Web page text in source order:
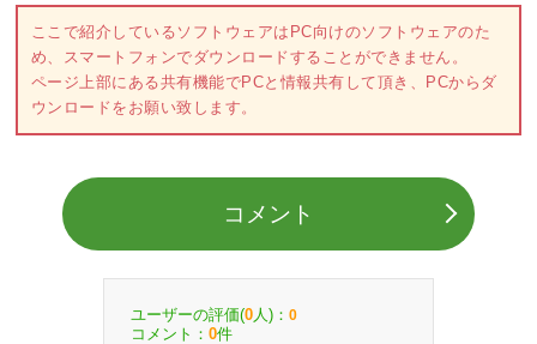
ここで紹介しているソフトウェアはPC向けのソフトウェアのた
め、スマートフォンでダウンロードすることができません。
ページ上部にある共有機能でPCと情報共有して頂き、PCからダ
ウンロードをお願い致します。
コメント
ユーザーの評価(0 人)： 0
コメント： 0件